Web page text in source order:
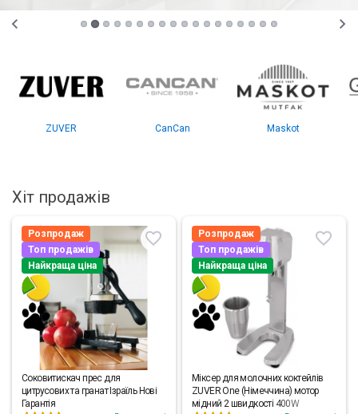
ZUVER CanCan Maskot
Хіт продажів
Розпродаж
Топ продажів
Найкраща ціна
Соковитискач прес для
цитрусових та гранат Ізраїль Нові
Гарантія
Розпродаж
Топ продажів
Найкраща ціна
Міксер для молочних коктейлів
ZUVER One (Німеччина) мотор
мідний 2 швидкості 400W